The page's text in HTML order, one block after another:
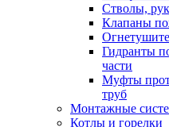
Стволы,
Клапаны
Гидранты
части
Муфты
труб
Монтажные
Котлы и горелки